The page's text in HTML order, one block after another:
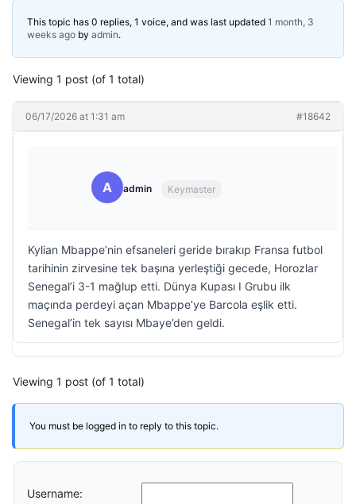
This topic has 0 replies, 1 voice, and was last updated 1 month, 3
weeks ago by admin.
Viewing 1 post (of 1 total)
06/17/2026 at 1:31 am #18642
A admin Keymaster
Kylian Mbappe’nin efsaneleri geride bırakıp Fransa futbol
tarihinin zirvesine tek başına yerleştiği gecede, Horozlar
Senegal’i 3-1 mağlup etti. Dünya Kupası I Grubu ilk
maçında perdeyi açan Mbappe’ye Barcola eşlik etti.
Senegal’in tek sayısı Mbaye’den geldi.
Viewing 1 post (of 1 total)
You must be logged in to reply to this topic.
Username: